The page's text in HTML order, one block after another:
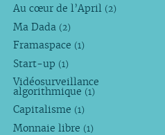
Au cœur de l’April (2)
Ma Dada (2)
Framaspace (1)
Start-up (1)
Vidéosurveillance
algorithmique (1)
Capitalisme (1)
Monnaie libre (1)